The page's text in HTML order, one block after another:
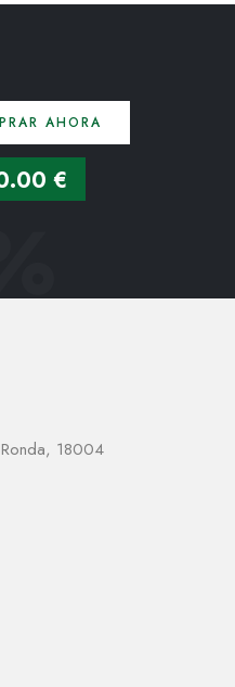
AHORA
€
18004